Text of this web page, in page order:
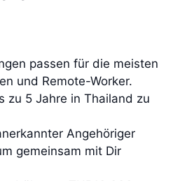
passen für die meisten
und Remote-Worker.
zu 5 Jahre in Thailand zu
Angehöriger
gemeinsam mit Dir